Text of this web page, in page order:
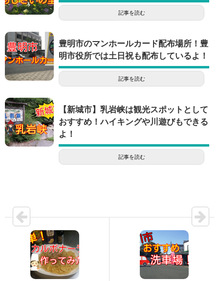
記事を読む
豊明市のマンホールカード配布場所！豊
明市役所では土日祝も配布しているよ！
記事を読む
【新城市】乳岩峡は観光スポットとして
おすすめ！ハイキングや川遊びもできる
よ！
記事を読む